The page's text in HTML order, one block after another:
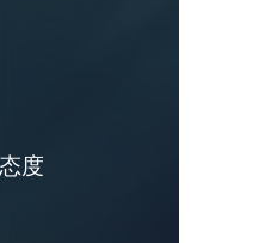
度